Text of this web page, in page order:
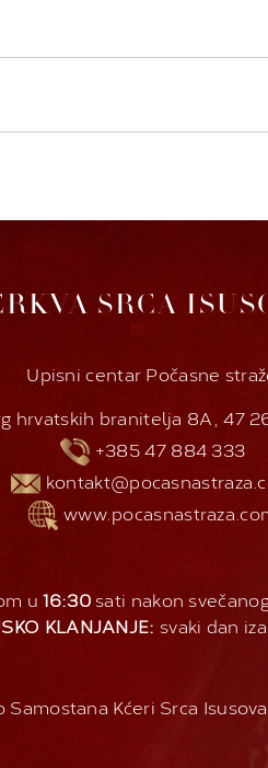
SRCA
Upisni centar Počasne
hrvatskih branitelja 8A, 47
+385 47 884 333
u16:30sati nakon
KLANJANJE: svaki dan
Samostana Kćeri Srca